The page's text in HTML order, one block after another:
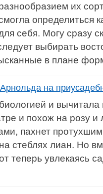
их
определиться
себя. Могу сразу
выбирать
в плане
на
и
и похож на розу
пахнет
стеблях лиан. Но
теперь увлекаясь